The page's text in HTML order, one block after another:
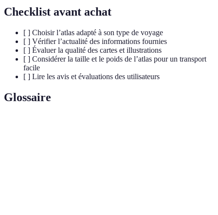
Checklist avant achat
[ ] Choisir l’atlas adapté à son type de voyage
[ ] Vérifier l’actualité des informations fournies
[ ] Évaluer la qualité des cartes et illustrations
[ ] Considérer la taille et le poids de l’atlas pour un transport
facile
[ ] Lire les avis et évaluations des utilisateurs
Glossaire